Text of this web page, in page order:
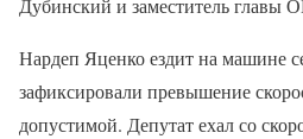
Дубинский и заместитель главы
Нардеп Яценко ездит на машине
зафиксировали превышение
допустимой. Депутат ехал со